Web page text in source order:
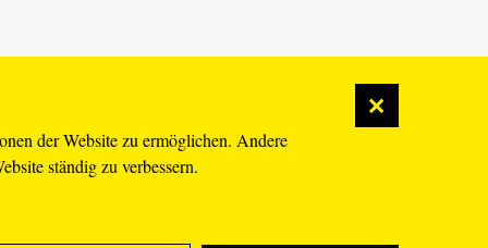
der Website zu ermöglichen. Andere
ständig zu verbessern.